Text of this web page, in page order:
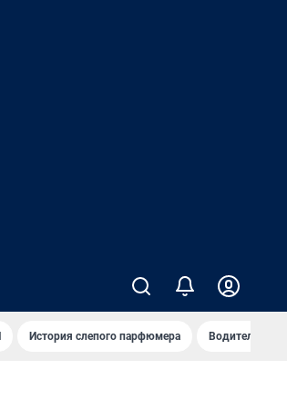
История слепого парфюмера Водители